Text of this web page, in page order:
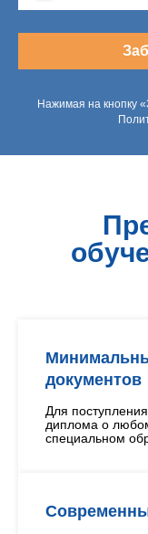
Нажимая на кнопку
документов
Для
диплома о
специальном